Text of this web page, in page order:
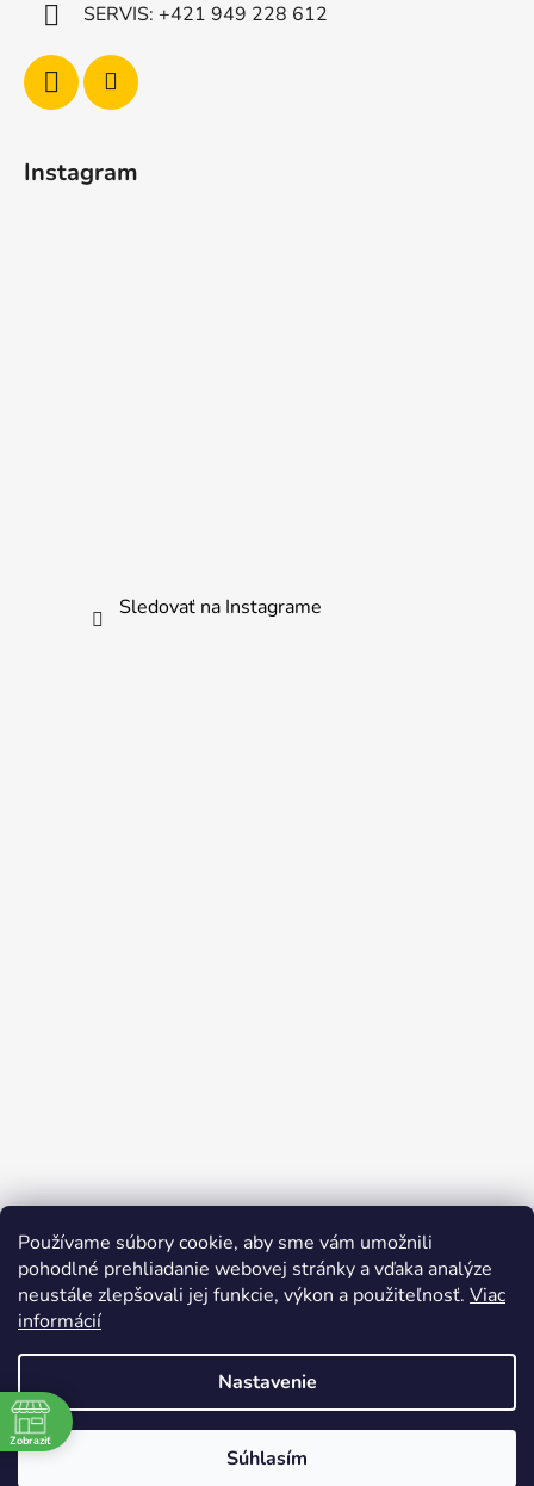
Používame súbory cookie, aby sme vám umožnili
pohodlné prehliadanie webovej stránky a vďaka analýze
neustále zlepšovali jej funkcie, výkon a použiteľnosť. Viac
informácií
Nastavenie
Súhlasím
SERVIS: +421 949 228 612
Instagram
Sledovať na Instagrame
Vytvoril Shoptet
bicyclegarage.sk
Zobraziť